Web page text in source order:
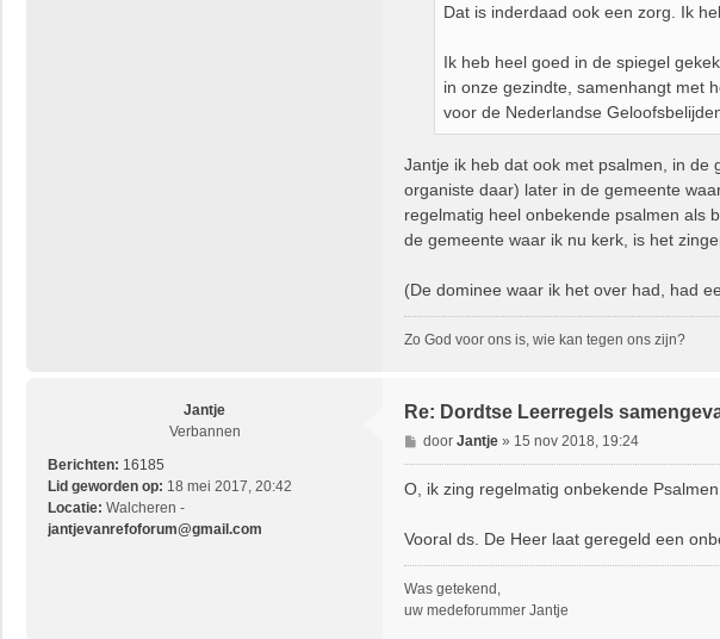
Dat is inderdaad ook een zorg. Ik
Ik heb heel goed in de spiegel
in onze gezindte, samenhangt met
voor de Nederlandse
Jantje ik heb dat ook met psalmen, in de
organiste daar) later in de gemeente
regelmatig heel onbekende psalmen als
de gemeente waar ik nu kerk, is het
(De dominee waar ik het over had, had
Zo God voor ons is, wie kan tegen ons zijn?
Jantje
Verbannen
Berichten: 16185
Lid geworden op: 18 mei 2017, 20:42
Locatie: Walcheren -
jantjevanrefoforum@gmail.com
Re: Dordtse Leerregels
B
e
h
t
door Jantje» 15 nov 2018, 19:24
O, ik zing regelmatig onbekende
Vooral ds. De Heer laat geregeld een
Was getekend,
uw medeforummer Jantje